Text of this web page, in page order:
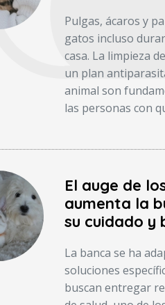
Pulgas, ácaros y
gatos incluso
casa. La limpieza
un plan
animal son
las personas con
El auge de
aumenta la
su cuidado y
La banca se ha
soluciones
buscan entregar